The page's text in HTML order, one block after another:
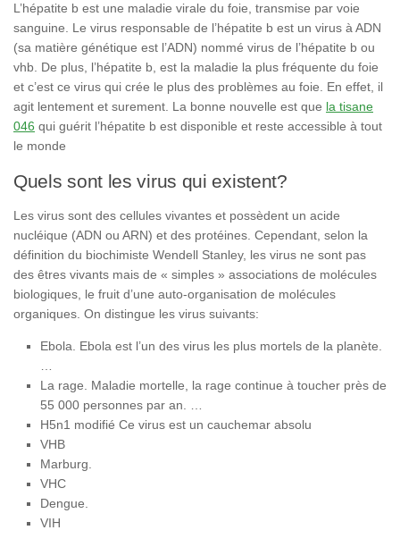
L’hépatite b est une maladie virale du foie, transmise par voie
sanguine. Le virus responsable de l’hépatite b est un virus à ADN
(sa matière génétique est l’ADN) nommé virus de l’hépatite b ou
vhb. De plus, l’hépatite b, est la maladie la plus fréquente du foie
et c’est ce virus qui crée le plus des problèmes au foie. En effet, il
agit lentement et surement. La bonne nouvelle est que la tisane
046 qui guérit l’hépatite b est disponible et reste accessible à tout
le monde
Quels sont les virus qui existent?
Les virus sont des cellules vivantes et possèdent un acide
nucléique (ADN ou ARN) et des protéines. Cependant, selon la
définition du biochimiste Wendell Stanley, les virus ne sont pas
des êtres vivants mais de « simples » associations de molécules
biologiques, le fruit d’une auto-organisation de molécules
organiques. On distingue les virus suivants:
Ebola. Ebola est l’un des virus les plus mortels de la planète.
La rage. Maladie mortelle, la rage continue à toucher près de
55 000 personnes par an. …
H5n1 modifié Ce virus est un cauchemar absolu
VHB
Marburg.
VHC
Dengue.
VIH